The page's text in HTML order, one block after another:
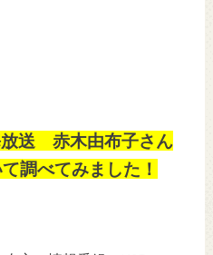
放送赤木由布子さん
調べてみました！